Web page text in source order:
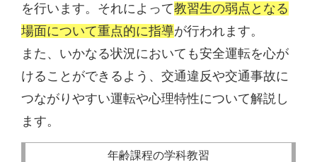
を行います。それによって教習生の弱点となる
場面について重点的に指導が行われます。
また、いかなる状況においても安全運転を心が
けることができるよう、交通違反や交通事故に
つながりやすい運転や心理特性について解説し
ます。
年齢課程の学科教習